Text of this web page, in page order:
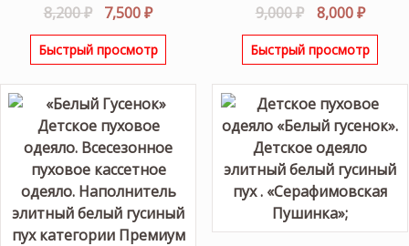
8,200₽
Первоначальная
цена
составляла
7,500₽Текущая
цена:
7,500 ₽.
Быстрый просмотр
9,000₽
цена
составляла
8,000₽
цена:
8,000
Быстрый просмотр